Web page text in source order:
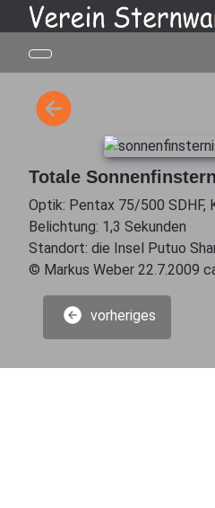
Totale
Optik: Pentax 75/500 SDHF,
Belichtung: 1,3 Sekunden
Standort: die Insel Putuo
© Markus Weber 22.7.2009
vorheriges